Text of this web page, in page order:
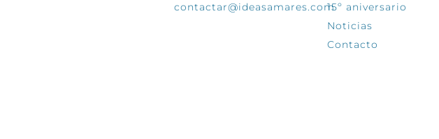
contactar@ideasamares.com15º aniversario
Noticias
Contacto